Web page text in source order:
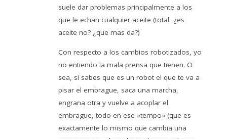
suele dar problemas principalmente a los
que le echan cualquier aceite (total, ¿es
aceite no? ¿que mas da?)
Con respecto a los cambios robotizados, yo
no entiendo la mala prensa que tienen. O
sea, si sabes que es un robot el que te va a
pisar el embrague, saca una marcha,
engrana otra y vuelve a acoplar el
embrague, todo en ese «tempo» (que es
exactamente lo mismo que cambia una